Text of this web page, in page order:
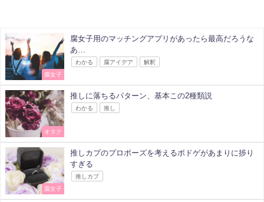
腐女子
腐女子用のマッチングアプリがあったら最高だろうな
あ…
わかる 腐アイデア 解釈
オタク
推しに落ちるパターン、基本この2種類説
わかる 推し
腐女子
推しカプのプロポーズを考えるボドゲがあまりに捗り
すぎる
推しカプ